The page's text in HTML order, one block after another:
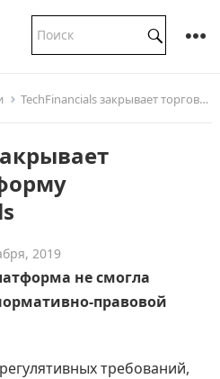
TechFinancials закрывает торговую платформу DragonFinancials
2019
не смогла
правовой
требований,